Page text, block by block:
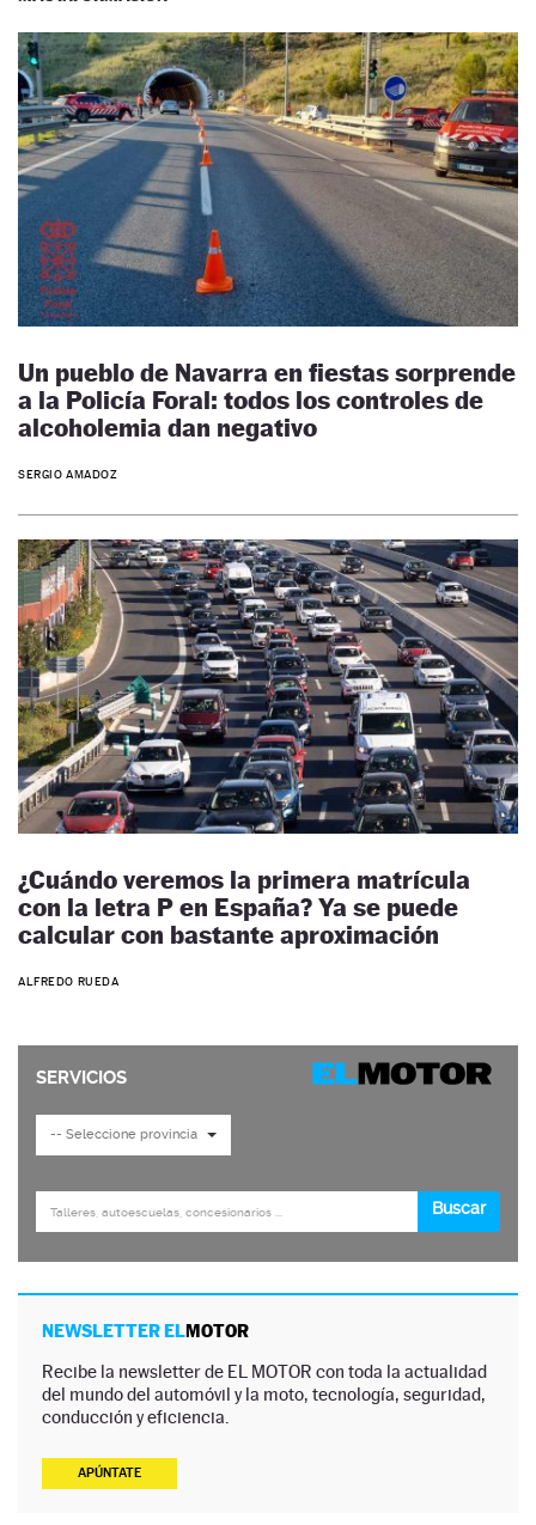
Un pueblo de Navarra en fiestas sorprende
a la Policía Foral: todos los controles de
alcoholemia dan negativo
SERGIO AMADOZ
¿Cuándo veremos la primera matrícula
con la letra P en España? Ya se puede
calcular con bastante aproximación
ALFREDO RUEDA
NEWSLETTER ELMOTOR
Recibe la newsletter de EL MOTOR con toda la actualidad
del mundo del automóvil y la moto, tecnología, seguridad,
conducción y eficiencia.
APÚNTATE